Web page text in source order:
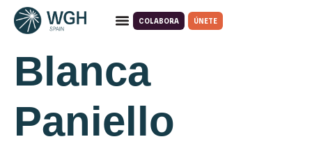
COLABORA ÚNETE
Blanca
Paniello